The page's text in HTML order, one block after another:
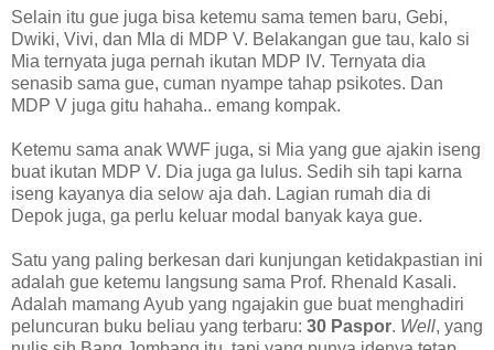
Selain itu gue juga bisa ketemu sama temen baru, Gebi,
Dwiki, Vivi, dan MIa di MDP V. Belakangan gue tau, kalo si
Mia ternyata juga pernah ikutan MDP IV. Ternyata dia
senasib sama gue, cuman nyampe tahap psikotes. Dan
MDP V juga gitu hahaha.. emang kompak.
Ketemu sama anak WWF juga, si Mia yang gue ajakin iseng
buat ikutan MDP V. Dia juga ga lulus. Sedih sih tapi karna
iseng kayanya dia selow aja dah. Lagian rumah dia di
Depok juga, ga perlu keluar modal banyak kaya gue.
Satu yang paling berkesan dari kunjungan ketidakpastian ini
adalah gue ketemu langsung sama Prof. Rhenald Kasali.
Adalah mamang Ayub yang ngajakin gue buat menghadiri
peluncuran buku beliau yang terbaru: 30 Paspor. Well, yang